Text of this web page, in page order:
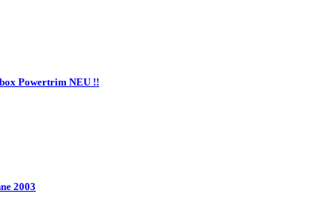
Powertrim NEU !!
2003